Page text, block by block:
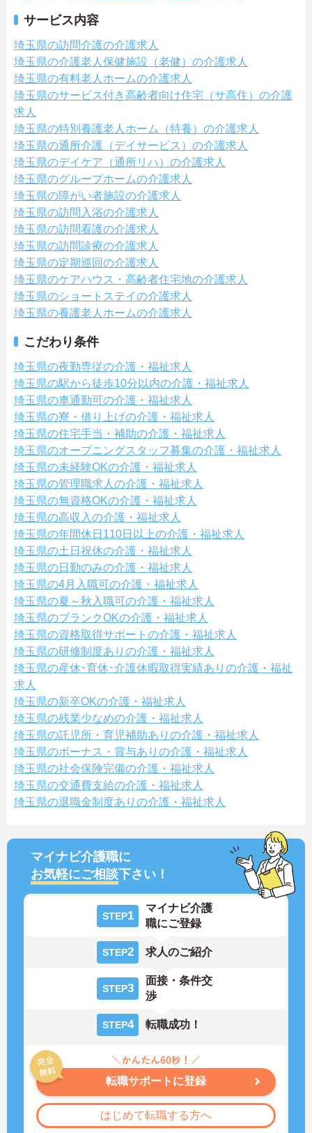
サービス内容
埼玉県の訪問介護の介護求人
埼玉県の介護老人保健施設（老健）の介護求人
埼玉県の有料老人ホームの介護求人
埼玉県のサービス付き高齢者向け住宅（サ高住）の介護
求人
埼玉県の特別養護老人ホーム（特養）の介護求人
埼玉県の通所介護（デイサービス）の介護求人
埼玉県のデイケア（通所リハ）の介護求人
埼玉県のグループホームの介護求人
埼玉県の障がい者施設の介護求人
埼玉県の訪問入浴の介護求人
埼玉県の訪問看護の介護求人
埼玉県の訪問診療の介護求人
埼玉県の定期巡回の介護求人
埼玉県のケアハウス・高齢者住宅地の介護求人
埼玉県のショートステイの介護求人
埼玉県の養護老人ホームの介護求人
こだわり条件
埼玉県の夜勤専従の介護・福祉求人
埼玉県の駅から徒歩10分以内の介護・福祉求人
埼玉県の車通勤可の介護・福祉求人
埼玉県の寮・借り上げの介護・福祉求人
埼玉県の住宅手当・補助の介護・福祉求人
埼玉県のオープニングスタッフ募集の介護・福祉求人
埼玉県の未経験OKの介護・福祉求人
埼玉県の管理職求人の介護・福祉求人
埼玉県の無資格OKの介護・福祉求人
埼玉県の高収入の介護・福祉求人
埼玉県の年間休日110日以上の介護・福祉求人
埼玉県の土日祝休の介護・福祉求人
埼玉県の日勤のみの介護・福祉求人
埼玉県の4月入職可の介護・福祉求人
埼玉県の夏～秋入職可の介護・福祉求人
埼玉県のブランクOKの介護・福祉求人
埼玉県の資格取得サポートの介護・福祉求人
埼玉県の研修制度ありの介護・福祉求人
埼玉県の産休･育休･介護休暇取得実績ありの介護・福祉
求人
埼玉県の新卒OKの介護・福祉求人
埼玉県の残業少なめの介護・福祉求人
埼玉県の託児所・育児補助ありの介護・福祉求人
埼玉県のボーナス・賞与ありの介護・福祉求人
埼玉県の社会保険完備の介護・福祉求人
埼玉県の交通費支給の介護・福祉求人
埼玉県の退職金制度ありの介護・福祉求人
マイナビ介護職に
お気軽にご相談下さい！
STEP1
マイナビ介護
職にご登録
STEP2 求人のご紹介
STEP3
面接・条件交
渉
STEP4 転職成功！
転職サポートに登録
はじめて転職する方へ